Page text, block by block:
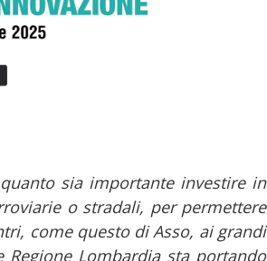
sia importante investire in
o stradali, per permettere
come questo di Asso, ai grandi
Lombardia sta portando